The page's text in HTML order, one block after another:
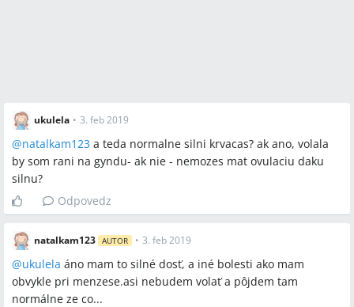
ukulela • 3. feb 2019
@natalkam123 a teda normalne silni krvacas? ak ano, volala
by som rani na gyndu- ak nie - nemozes mat ovulaciu daku
silnu?
Odpovedz
natalkam123 AUTOR • 3. feb 2019
@ukulela áno mam to silné dosť, a iné bolesti ako mam
obvykle pri menzese.asi nebudem volať a pôjdem tam
normálne ze co...